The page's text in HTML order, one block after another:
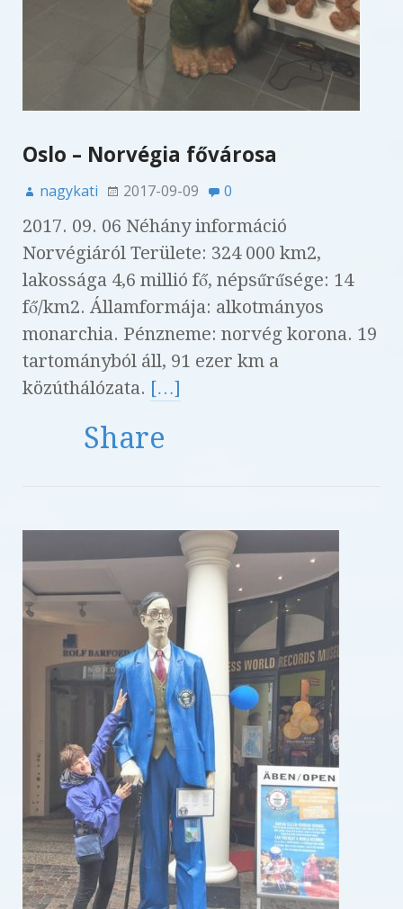
Oslo – Norvégia fővárosa
nagykati 2017-09-09 0
2017. 09. 06 Néhány információ
Norvégiáról Területe: 324 000 km2,
lakossága 4,6 millió fő, népsűrűsége: 14
fő/km2. Államformája: alkotmányos
monarchia. Pénzneme: norvég korona. 19
tartományból áll, 91 ezer km a
közúthálózata. […]
Share